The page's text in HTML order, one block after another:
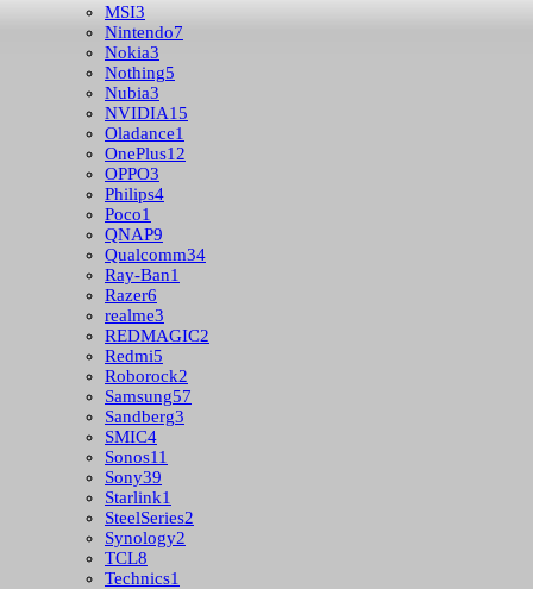
MSI3
Nintendo7
Nokia3
Nothing5
Nubia3
NVIDIA15
Oladance1
OnePlus12
OPPO3
Philips4
Poco1
QNAP9
Qualcomm34
Ray-Ban1
Razer6
realme3
REDMAGIC2
Redmi5
Roborock2
Samsung57
Sandberg3
SMIC4
Sonos11
Sony39
Starlink1
SteelSeries2
Synology2
TCL8
Technics1